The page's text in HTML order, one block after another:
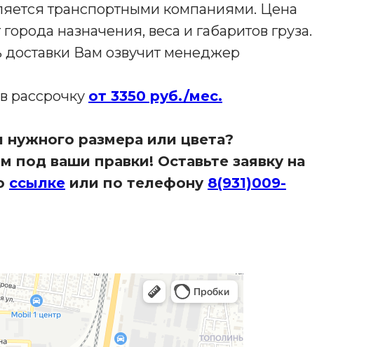
транспортными компаниями. Цена
города назначения, веса и габаритов груза.
доставки Вам озвучит менеджер
рассрочку от 3350 руб./мес.
размера или цвета?
под ваши правки! Оставьте заявку на
ссылке или по телефону 8(931)009-
поиск мест